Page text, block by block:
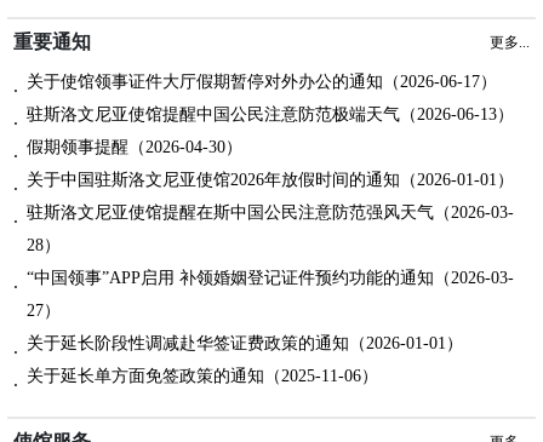
重要通知 更多...
关于使馆领事证件大厅假期暂停对外办公的通知（2026-06-17）
驻斯洛文尼亚使馆提醒中国公民注意防范极端天气（2026-06-13）
假期领事提醒（2026-04-30）
关于中国驻斯洛文尼亚使馆2026年放假时间的通知（2026-01-01）
驻斯洛文尼亚使馆提醒在斯中国公民注意防范强风天气（2026-03-
28）
“中国领事”APP启用 补领婚姻登记证件预约功能的通知（2026-03-
27）
关于延长阶段性调减赴华签证费政策的通知（2026-01-01）
关于延长单方面免签政策的通知（2025-11-06）